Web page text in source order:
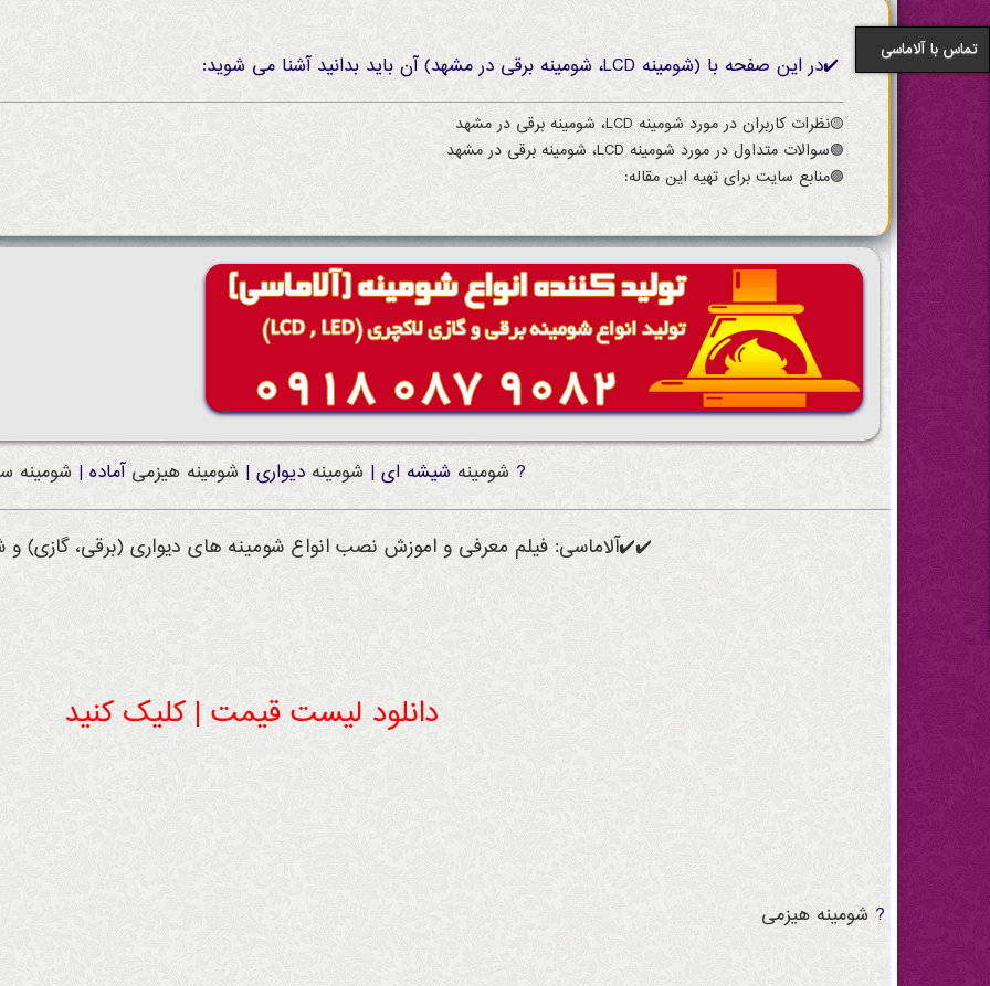
✔️در این صفحه با (شومینه LCD، شومینه برقی در مشهد) آن باید بدانید آشنا می شوید:
🟡نظرات کاربران در مورد شومینه LCD، شومینه برقی در مشهد
🟢سوالات متداول در مورد شومینه LCD، شومینه برقی در مشهد
🟣منابع سایت برای تهیه این مقاله:
? شومینه شیشه ای | شومینه دیواری | شومینه هیزمی آماده | شومینه
✔️✔️آلاماسی: فیلم معرفی و اموزش نصب انواع شومینه های دیواری (برقی، گازی)
دانلود لیست قیمت | کلیک کنید
? شومینه هیزمی
تماس با آلاماسی